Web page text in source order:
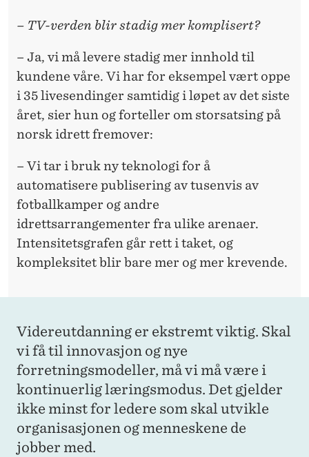
– TV-verden blir stadig mer komplisert?
– Ja, vi må levere stadig mer innhold til
kundene våre. Vi har for eksempel vært oppe
i 35 livesendinger samtidig i løpet av det siste
året, sier hun og forteller om storsatsing på
norsk idrett fremover:
– Vi tar i bruk ny teknologi for å
automatisere publisering av tusenvis av
fotballkamper og andre
idrettsarrangementer fra ulike arenaer.
Intensitetsgrafen går rett i taket, og
kompleksitet blir bare mer og mer krevende.
Videreutdanning er ekstremt viktig. Skal
vi få til innovasjon og nye
forretningsmodeller, må vi må være i
kontinuerlig læringsmodus. Det gjelder
ikke minst for ledere som skal utvikle
organisasjonen og menneskene de
jobber med.